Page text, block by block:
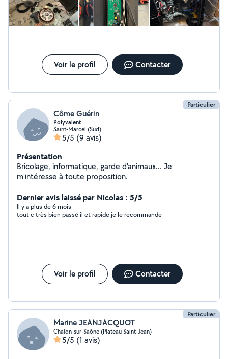
Voir le profil Contacter
Particulier
Côme Guérin
Polyvalent
Saint-Marcel (Sud)
5/5 (9 avis)
Présentation
Bricolage, informatique, garde d'animaux... Je
m'intéresse à toute proposition.
Dernier avis laissé par Nicolas : 5/5
Il y a plus de 6 mois
tout c très bien passé il et rapide je le recommande
Voir le profil Contacter
Particulier
Marine JEANJACQUOT
Chalon-sur-Saône (Plateau Saint-Jean)
5/5 (1 avis)